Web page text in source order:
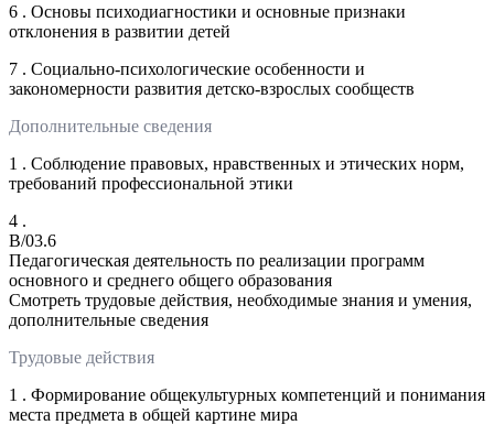
6 . Основы психодиагностики и основные признаки
отклонения в развитии детей
7 . Социально-психологические особенности и
закономерности развития детско-взрослых сообществ
Дополнительные сведения
1 . Соблюдение правовых, нравственных и этических норм,
требований профессиональной этики
4 .
B/03.6
Педагогическая деятельность по реализации программ
основного и среднего общего образования
Смотреть трудовые действия, необходимые знания и умения,
дополнительные сведения
Трудовые действия
1 . Формирование общекультурных компетенций и понимания
места предмета в общей картине мира